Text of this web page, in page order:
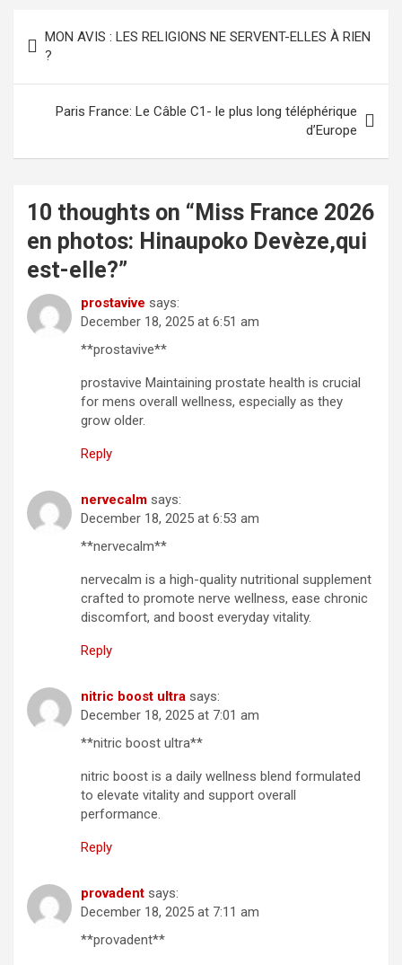
navigation
MON AVIS : LES RELIGIONS NE SERVENT-ELLES À RIEN
?
Paris France: Le Câble C1- le plus long téléphérique
d’Europe
10 thoughts on “ Miss France 2026
en photos: Hinaupoko Devèze,qui
est-elle?”
prostavive says:
December 18, 2025 at 6:51 am
**prostavive**
prostavive Maintaining prostate health is crucial
for mens overall wellness, especially as they
grow older.
Reply
nervecalm says:
December 18, 2025 at 6:53 am
**nervecalm**
nervecalm is a high-quality nutritional supplement
crafted to promote nerve wellness, ease chronic
discomfort, and boost everyday vitality.
Reply
nitric boost ultra says:
December 18, 2025 at 7:01 am
**nitric boost ultra**
nitric boost is a daily wellness blend formulated
to elevate vitality and support overall
performance.
Reply
provadent says:
December 18, 2025 at 7:11 am
**provadent**